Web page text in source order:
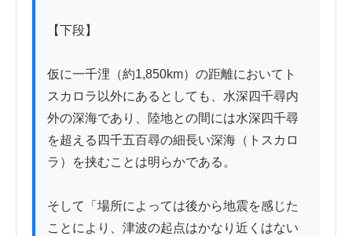
【下段】
仮に一千浬（約1,850km）の距離においてト
スカロラ以外にあるとしても、水深四千尋内
外の深海であり、陸地との間には水深四千尋
を超える四千五百尋の細長い深海（トスカロ
ラ）を挟むことは明らかである。
そして「場所によっては後から地震を感じた
ことにより、津波の起点はかなり近くはない